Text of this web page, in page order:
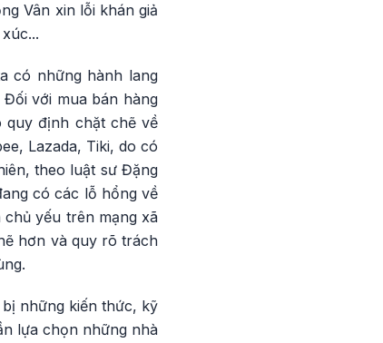
Vân xin lỗi khán giả
có những hành lang
với mua bán hàng
quy định chặt chẽ về
Lazada, Tiki, do có
theo luật sư Đặng
có các lỗ hổng về
chủ yếu trên mạng xã
hơn và quy rõ trách
những kiến thức, kỹ
lựa chọn những nhà